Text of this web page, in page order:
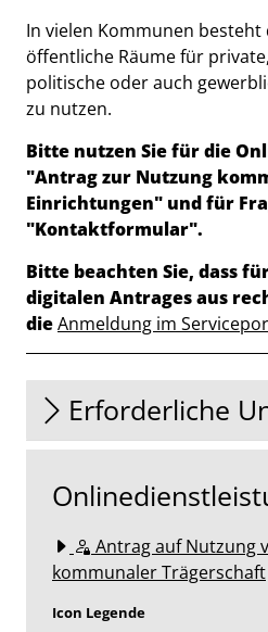
In vielen Kommunen besteht
öffentliche Räume für
politische oder auch
zu nutzen.
Bitte nutzen Sie für die
"Antrag zur Nutzung
Einrichtungen" und für
"Kontaktformular".
Bitte beachten Sie, dass
digitalen Antrages aus
dieAnmeldung im
Erforderliche
Antrag auf Nutzung
kommunaler Trägerschaft
Icon Legende